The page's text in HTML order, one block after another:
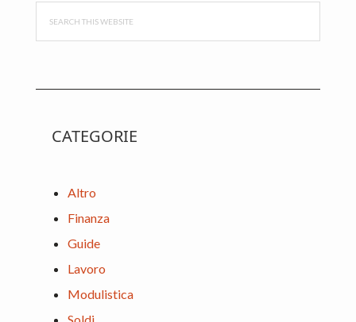
CATEGORIE
Altro
Finanza
Guide
Lavoro
Modulistica